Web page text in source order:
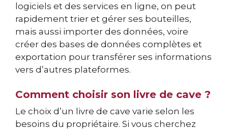
logiciels et des services en ligne, on peut
rapidement trier et gérer ses bouteilles,
mais aussi importer des données, voire
créer des bases de données complètes et
exportation pour transférer ses informations
vers d’autres plateformes.
Comment choisir son livre de cave ?
Le choix d’un livre de cave varie selon les
besoins du propriétaire. Si vous cherchez